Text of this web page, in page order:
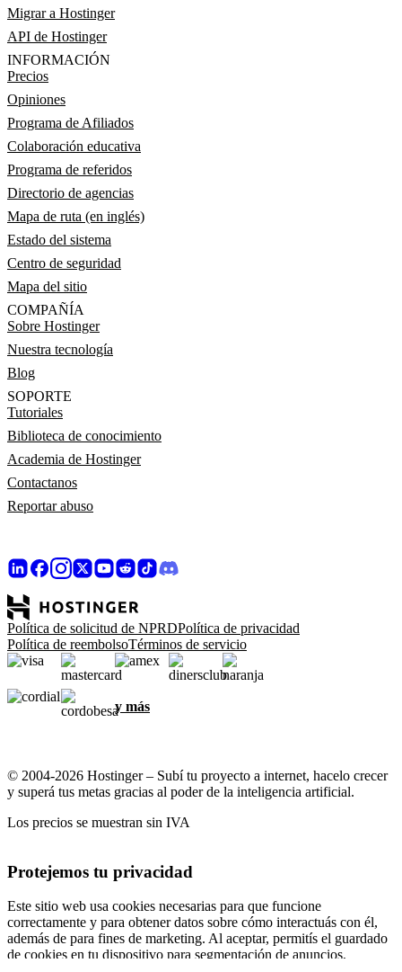
Migrar a Hostinger
API de Hostinger
INFORMACIÓN
Precios
Opiniones
Programa de Afiliados
Colaboración educativa
Programa de referidos
Directorio de agencias
Mapa de ruta (en inglés)
Estado del sistema
Centro de seguridad
Mapa del sitio
COMPAÑÍA
Sobre Hostinger
Nuestra tecnología
Blog
SOPORTE
Tutoriales
Biblioteca de conocimiento
Academia de Hostinger
Contactanos
Reportar abuso
Política de solicitud de NPRDPolítica de privacidad
Política de reembolsoTérminos de servicio
y más
© 2004-2026 Hostinger – Subí tu proyecto a internet, hacelo crecer
y superá tus metas gracias al poder de la inteligencia artificial.
Los precios se muestran sin IVA
Protejemos tu privacidad
Este sitio web usa cookies necesarias para que funcione
correctamente y para obtener datos sobre cómo interactuás con él,
además de para fines de marketing. Al aceptar, permitís el guardado
de cookies en tu dispositivo para segmentación de anuncios,